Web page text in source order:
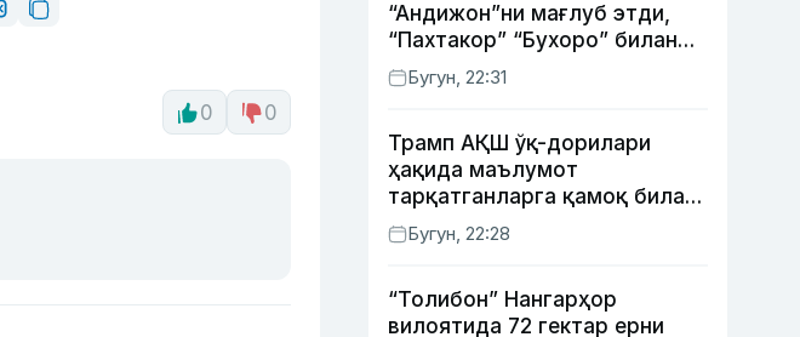
0 0
“Андижон”ни мағлуб этди,
“Пахтакор” “Бухоро” билан
жанговар дуранг қайд этди
Бугун, 22:31
Трамп АҚШ ўқ-дорилари
ҳақида маълумот
тарқатганларга қамоқ билан
таҳдид қилди
Бугун, 22:28
“Толибон” Нангарҳор
вилоятида 72 гектар ерни